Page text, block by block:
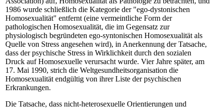
1986 wurde schließlich die Kategorie der "ego-dystonischen
Homosexualität" entfernt (eine vermeintliche Form der
pathologischen Homosexualität, die im Gegensatz zur
physiologisch begründeten ego-syntonischen Homosexualität als
Quelle von Stress angesehen wird), in Anerkennung der Tatsache,
dass der psychische Stress in Wirklichkeit durch den sozialen
Druck auf Homosexuelle verursacht wurde. Vier Jahre später, am
17. Mai 1990, strich die Weltgesundheitsorganisation die
Homosexualität endgültig von ihrer Liste der psychischen
Erkrankungen.
Die Tatsache, dass nicht-heterosexuelle Orientierungen und